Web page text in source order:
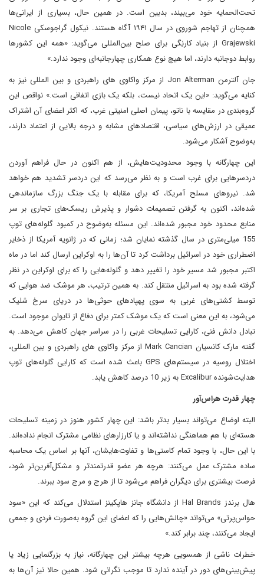
تحت‌الحمایه خود می‌بیند، بدبین است. در همین حال، بسیاری از ایرانی‌ها
همچنان از تهاجم شوروی در سال ۱۹۴۱ آگاه هستند. نیکول گراجوسکی Nicole
Grajewski از بنیاد کارنِگی برای صلح بین‌المللی می‌گوید: «همه این کشورها
روابط دوجانبه دارند، اما هیچ نوع همکاری چهارجانبه‌ای وجود ندارد.»
جان آلترمن Jon Alterman از مرکز واکاوی های راهبردی و بین المللی نیز به
کنایه می‌گوید: «این یک اتحاد نیست، بلکه یک بازی اتفاقی است.» نواقص این
گروه‌بندی در مقایسه با ناتو، پیمان اصلی امنیتی غرب، که اکثر اعضای آن اشتراک
عمیقی در ارزش‌های سیاسی، اقتصادهای مشابه و درجه بالایی از اعتماد دارند،
به‌وضوح آشکار می‌شود.
این چهارگانه با وجود محدودیت‌هایش، از هم اکنون در حال فراهم آوردن
دردسرهایی برای غرب است و به نظر می‌رسد که این دردسر تشدید هم خواهد
شد. نیروهای مسلح آمریکا، که برای مقابله با یک جنگ بزرگ سازماندهی
شده‌اند، اکنون به گرفتن تصمیمات دشوار و پذیرش ریسک‌های تجاری بر سر
منابع محدود خود مجبور شده‌اند. این مسئله به‌وضوح در کمبود گلوله‌های توپ
155 میلی‌متری در سال گذشته نمایان شد؛ زمانی که در ژانویه آمریکا از ذخایر
اضطراری خود در اسرائیل برداشت کرد تا آن‌ها را به اوکراین ارسال کند اما در ماه
اکتبر مجبور شد مسیر خود را تغییر دهد و گلوله‌هایی را که برای اوکراین در نظر
گرفته شده بود به اسرائیل منتقل کند. به همین ترتیب، هر موشک ضد هوایی که
توسط کشتی‌های غربی به سوی پهپادهای حوثی‌ها در دریای سرخ شلیک
می‌شود، به این معنی است که یک موشک کمتر برای دفاع از تایوان موجود است.
تبادل دانش فنی، کارایی تسلیحات غربی را در سراسر جهان کاهش می‌دهد. به
گفته مارک کانسیان Mark Cancian از مرکز واکاوی های راهبردی و بین المللی،
اختلال روسیه در سیستم‌های GPS باعث شده است که کارایی گلوله‌های توپ
هدایت‌شونده Excalibur به زیر 10 درصد کاهش یابد.
چهار قدرت هراس‌آور
البته اوضاع می‌تواند بسیار بدتر باشد: این چهار کشور هنوز در زمینه تسلیحات
هسته‌ای با هم هماهنگی نداشته‌اند و یا کارزار‌های نظامی مشترک انجام نداده‌اند.
با این حال، با وجود تمام کاستی‌ها و تفاوت‌هایشان، آنها بر اساس یک محاسبه
ساده مشترک عمل می‌کنند: هرچه هر عضو قدرتمندتر و مشکل‌آفرین‌تر شود،
فرصت بیشتری برای دیگران فراهم می‌شود تا از هرج و مرج سود ببرند.
هال برندز Hal Brands از دانشگاه جانز هاپکینز استدلال می‌کند که این «سود
حواس‌پرتی» می‌تواند «چالش‌هایی را که اعضای این گروه به‌صورت فردی و جمعی
ایجاد می‌کنند، چند برابر کند.»
خطرات ناشی از همسویی هرچه بیشتر این چهارگانه، نیاز به بزرگنمایی زیاد یا
پیش‌بینی‌های دور در آینده ندارد تا موجب نگرانی شود. همین حالا نیز آن‌ها به